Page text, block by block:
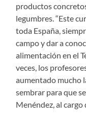
productos
legumbres. “Este
toda España,
campo y dar a
alimentación en el
veces, los
aumentado mucho
sembrar para que
Menéndez, al cargo